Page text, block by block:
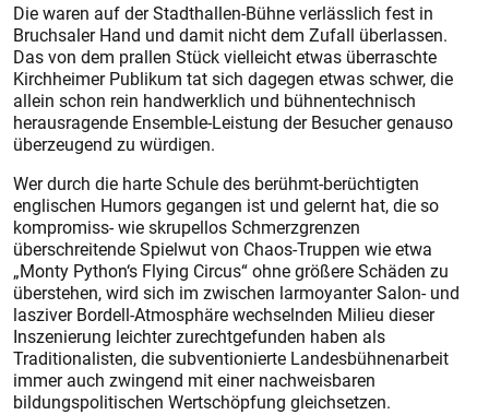
Die waren auf der Stadthallen-Bühne verlässlich fest in
Bruchsaler Hand und damit nicht dem Zufall überlassen.
Das von dem prallen Stück vielleicht etwas überraschte
Kirchheimer Publikum tat sich dagegen etwas schwer, die
allein schon rein handwerklich und bühnentechnisch
herausragende Ensemble-Leistung der Besucher genauso
überzeugend zu würdigen.
Wer durch die harte Schule des berühmt-berüchtigten
englischen Humors gegangen ist und gelernt hat, die so
kompromiss- wie skrupellos Schmerzgrenzen
überschreitende Spielwut von Chaos-Truppen wie etwa
„Monty Python‘s Flying Circus“ ohne größere Schäden zu
überstehen, wird sich im zwischen larmoyanter Salon- und
lasziver Bordell-Atmosphäre wechselnden Milieu dieser
Inszenierung leichter zurechtgefunden haben als
Traditionalisten, die subventionierte Landesbühnenarbeit
immer auch zwingend mit einer nachweisbaren
bildungspolitischen Wertschöpfung gleichsetzen.